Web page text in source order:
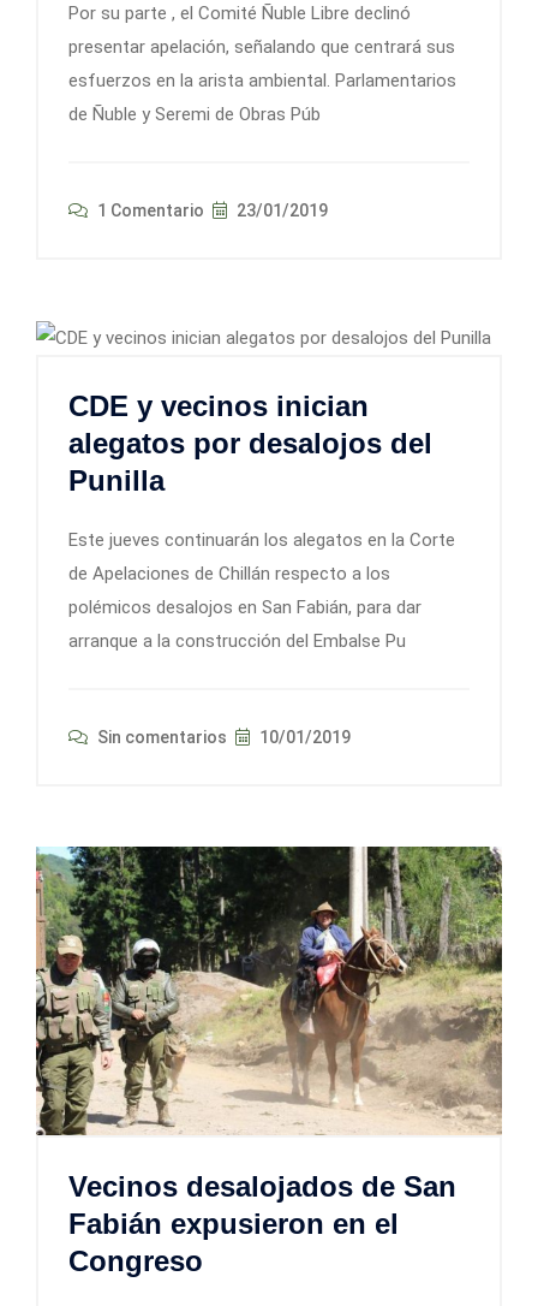
Por su parte , el Comité Ñuble Libre declinó
presentar apelación, señalando que centrará sus
esfuerzos en la arista ambiental. Parlamentarios
de Ñuble y Seremi de Obras Púb
1 Comentario 23/01/2019
CDE y vecinos inician
alegatos por desalojos del
Punilla
Este jueves continuarán los alegatos en la Corte
de Apelaciones de Chillán respecto a los
polémicos desalojos en San Fabián, para dar
arranque a la construcción del Embalse Pu
Sin comentarios 10/01/2019
Vecinos desalojados de San
Fabián expusieron en el
Congreso